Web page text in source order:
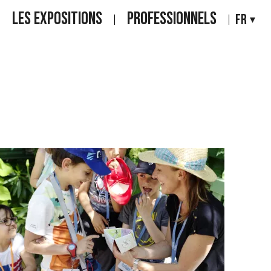
LES EXPOSITIONS PROFESSIONNELS FR